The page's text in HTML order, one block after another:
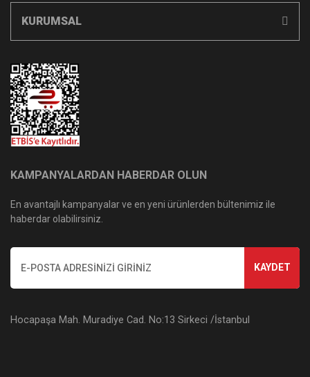
KURUMSAL
KAMPANYALARDAN HABERDAR OLUN
En avantajlı kampanyalar ve en yeni ürünlerden bültenimiz ile
haberdar olabilirsiniz.
KAYDET
Hocapaşa Mah. Muradiye Cad. No:13 Sirkeci /İstanbul